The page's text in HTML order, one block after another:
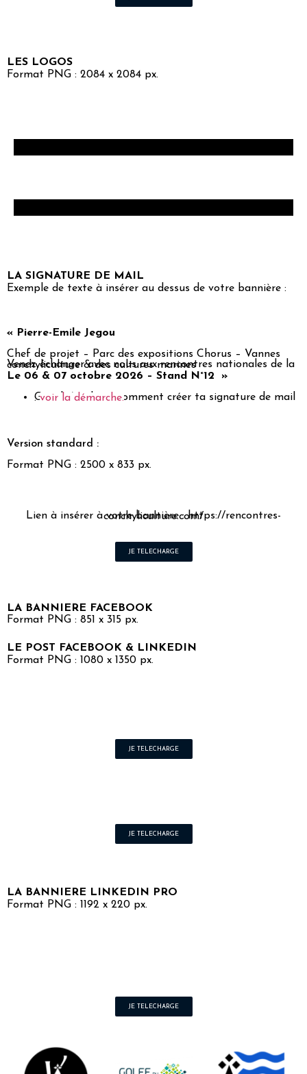
LES LOGOS
Format PNG : 2084 x 2084 px.
LA SIGNATURE DE MAIL
Exemple de texte à insérer au dessus de votre bannière :
« Pierre-Emile Jegou
Chef de projet – Parc des expositions Chorus – Vannes
Venez échanger avec nous aux rencontres nationales de la conchyliculture & des cultures marines
Le 06 & 07 octobre 2026 – Stand N°12 »
Gmail t’explique comment créer ta signature de mail :voir la démarche.
Version standard :
Format PNG : 2500 x 833 px.
Lien à insérer à votre bannière : https://rencontres-conchyliculture.com/
JE TELECHARGE
LA BANNIERE FACEBOOK
Format PNG : 851 x 315 px.
LE POST FACEBOOK & LINKEDIN
Format PNG : 1080 x 1350 px.
JE TELECHARGE
JE TELECHARGE
LA BANNIERE LINKEDIN PRO
Format PNG : 1192 x 220 px.
JE TELECHARGE